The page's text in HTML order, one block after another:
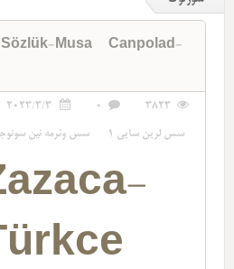
Musa Canpolad-
3823
0
2023/3/3
سس لرین سایی 1 سس وئرمه نین